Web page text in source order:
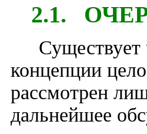
2.1.
Существует
концепции
рассмотрен
дальнейшее